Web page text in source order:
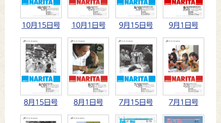
10月15日号 10月1日号 9月15日号 9月1日号
8月15日号 8月1日号 7月15日号 7月1日号